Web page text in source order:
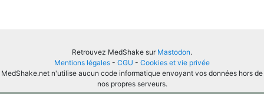
Retrouvez MedShake sur Mastodon.
Mentions légales - CGU - Cookies et vie privée
MedShake.net n'utilise aucun code informatique envoyant vos données hors de
nos propres serveurs.